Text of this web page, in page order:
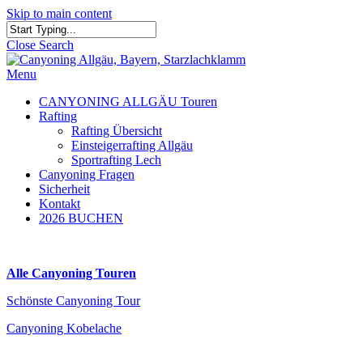
Skip to main content
Close Search
Menu
CANYONING ALLGÄU Touren
Rafting
Rafting Übersicht
Einsteigerrafting Allgäu
Sportrafting Lech
Canyoning Fragen
Sicherheit
Kontakt
2026 BUCHEN
Alle Canyoning Touren
Schönste Canyoning Tour
Canyoning Kobelache